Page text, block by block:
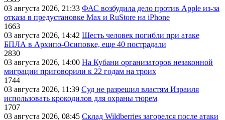
03 августа 2026, 21:33 ФАС возбудила дело против Apple из-за
отказа в предустановке Max и RuStore на iPhone
1663
03 августа 2026, 14:42 Шесть человек погибли при атаке
БПЛА в Архипо-Осиповке, еще 40 пострадали
2830
03 августа 2026, 14:00 На Кубани организаторов незаконной
миграции приговорили к 22 годам на троих
1744
03 августа 2026, 11:39 Суд не разрешил властям Израиля
использовать крокодилов для охраны тюрем
1707
03 августа 2026, 08:45 Склад Wildberries загорелся после атаки